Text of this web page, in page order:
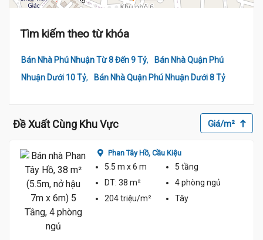
Tìm kiếm theo từ khóa
Bán Nhà Phú Nhuận Từ 8 Đến 9 Tỷ,
Bán Nhà Quận Phú
Nhuận Dưới 10 Tỷ, Bán Nhà Quận Phú Nhuận Dưới 8 Tỷ
Đề Xuất Cùng Khu Vực Giá/m²
Phan Tây Hồ, Cầu Kiệu
5.5 m x 6 m
5 tầng
DT: 38 m² 4 phòng ngủ
204 triệu/m²
Tây